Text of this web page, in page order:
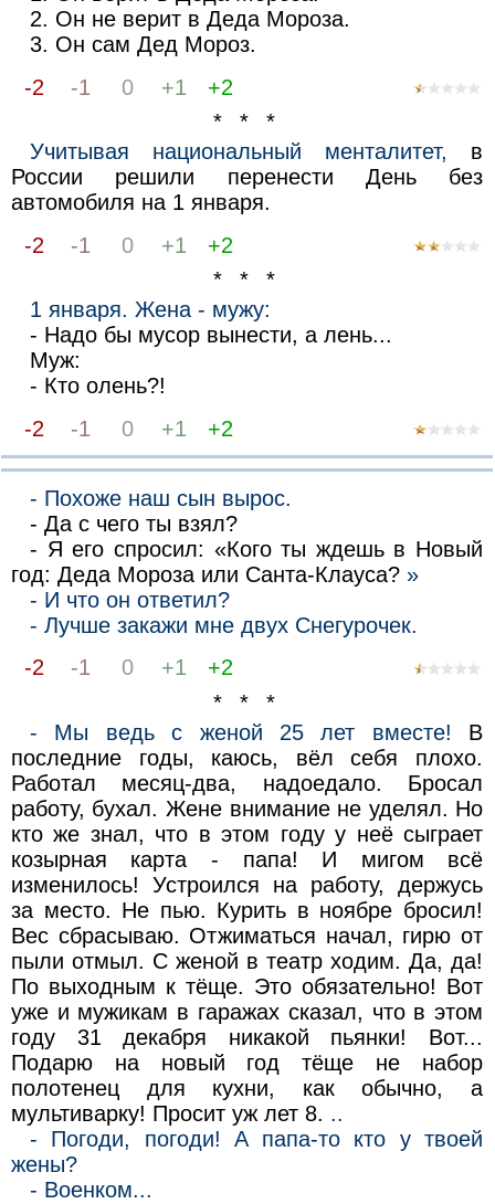
2. Он не верит в Деда Мороза.
3. Он сам Дед Мороз.
-2
-1 0 +1
+2
* * *
Учитывая национальный менталитет, в
России решили перенести День без
автомобиля на 1 января.
-2
-1 0 +1
+2
* * *
1 января. Жена - мужу:
- Надо бы мусор вынести, а лень...
Муж:
- Кто олень?!
-2
-1 0 +1 +2
- Похоже наш сын вырос.
- Да с чего ты взял?
- Я его спросил: «Кого ты ждешь в Новый
год: Деда Мороза или Санта-Клауса? »
- И что он ответил?
- Лучше закажи мне двух Снегурочек.
-2
-1 0 +1
+2
* * *
- Мы ведь с женой 25 лет вместе! В
последние годы, каюсь, вёл себя плохо.
Работал месяц-два, надоедало. Бросал
работу, бухал. Жене внимание не уделял. Но
кто же знал, что в этом году у неё сыграет
козырная карта - папа! И мигом всё
изменилось! Устроился на работу, держусь
за место. Не пью. Курить в ноябре бросил!
Вес сбрасываю. Отжиматься начал, гирю от
пыли отмыл. С женой в театр ходим. Да, да!
По выходным к тёще. Это обязательно! Вот
уже и мужикам в гаражах сказал, что в этом
году 31 декабря никакой пьянки! Вот...
Подарю на новый год тёще не набор
полотенец для кухни, как обычно, а
мультиварку! Просит уж лет 8. ..
- Погоди, погоди! А папа-то кто у твоей
жены?
- Военком...